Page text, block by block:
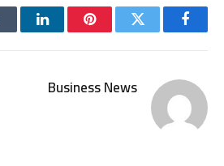
فيسبوكتويتر بينتيريستلينكدإن
Business News